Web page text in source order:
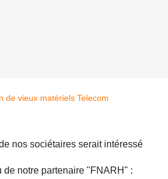
nos sociétaires serait intéressé
de notre partenaire "FNARH" :